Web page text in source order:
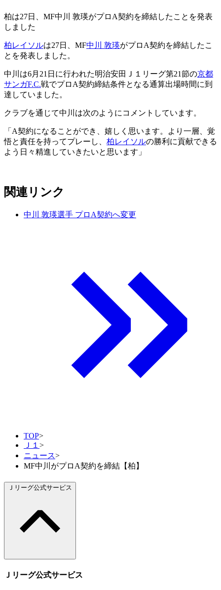
柏は27日、MF中川 敦瑛がプロA契約を締結したことを発表
しました
柏レイソルは27日、MF中川 敦瑛がプロA契約を締結したこ
とを発表しました。
中川は6月21日に行われた明治安田Ｊ１リーグ第21節の京都
サンガF.C.戦でプロA契約締結条件となる通算出場時間に到
達していました。
クラブを通じて中川は次のようにコメントしています。
「A契約になることができ、嬉しく思います。より一層、覚
悟と責任を持ってプレーし、 柏レイソルの勝利に貢献できる
よう日々精進していきたいと思います」
関連リンク
中川 敦瑛選手 プロA契約へ変更
TOP>
Ｊ１ >
ニュース>
MF中川がプロA契約を締結【柏】
Ｊリーグ公式サービス
Ｊリーグ公式サービス